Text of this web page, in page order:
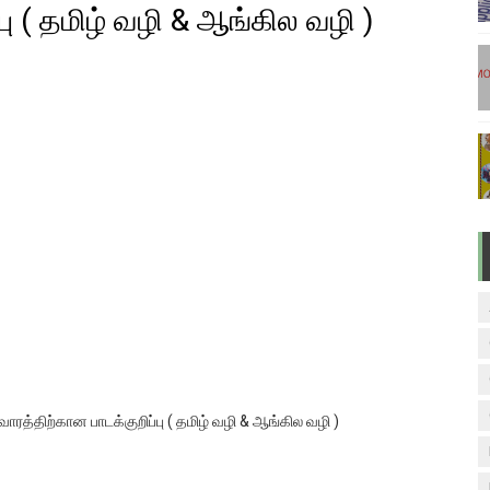
வாய்ப்பு ( டிச 18 )
தேர்வுக்கூட நுழைவுச்சீட்டு வெளியீடு!
( தமிழ் வழி & ஆங்கில வழி )
பாடக்குறிப்பு ( தமிழ் வழி & ஆங்கில வழி )